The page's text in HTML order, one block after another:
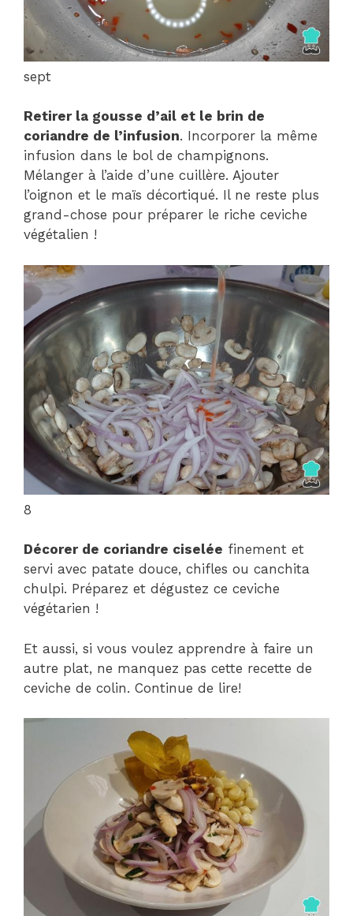
sept
Retirer la gousse d’ail et le brin de
coriandre de l’infusion. Incorporer la même
infusion dans le bol de champignons.
Mélanger à l’aide d’une cuillère. Ajouter
l’oignon et le maïs décortiqué. Il ne reste plus
grand-chose pour préparer le riche ceviche
végétalien !
8
Décorer de coriandre ciselée finement et
servi avec patate douce, chifles ou canchita
chulpi. Préparez et dégustez ce ceviche
végétarien !
Et aussi, si vous voulez apprendre à faire un
autre plat, ne manquez pas cette recette de
ceviche de colin. Continue de lire!